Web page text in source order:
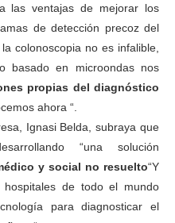
las ventajas de mejorar los
de detección precoz del
colonoscopia no es infalible,
basado en microondas nos
propias del diagnóstico
ahora “.
Ignasi Belda, subraya que
“una solución
y social no resuelto“Y
de todo el mundo
para diagnosticar el